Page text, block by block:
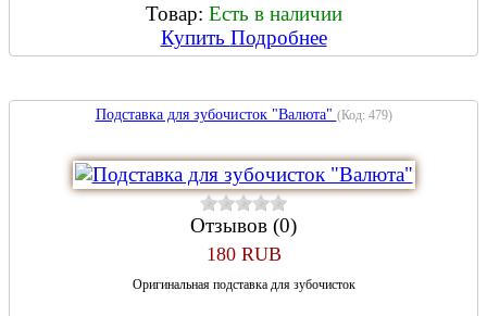
Товар: Есть в наличии
Купить Подробнее
Подставка для зубочисток "Валюта" (Код: 479)
Отзывов (0)
180 RUB
Оригинальная подставка для зубочисток